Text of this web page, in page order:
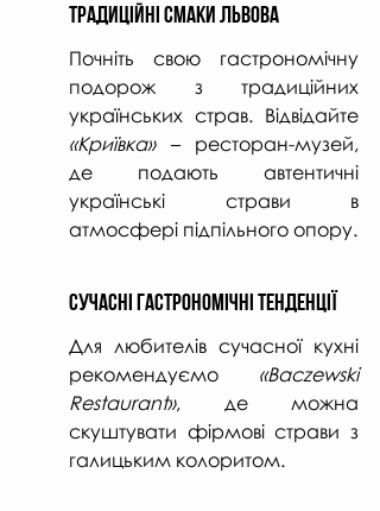
Традиційні Смаки Львова
Почніть свою гастрономічну
подорож з традиційних
«Криївка» – ресторан-музей,
де подають автентичні
українські страви в
атмосфері підпільного опору.
Сучасні Гастрономічні Тенденції
Для любителів сучасної кухні
рекомендуємо «Baczewski
Restaurant», де можна
скуштувати фірмові страви з
галицьким колоритом.